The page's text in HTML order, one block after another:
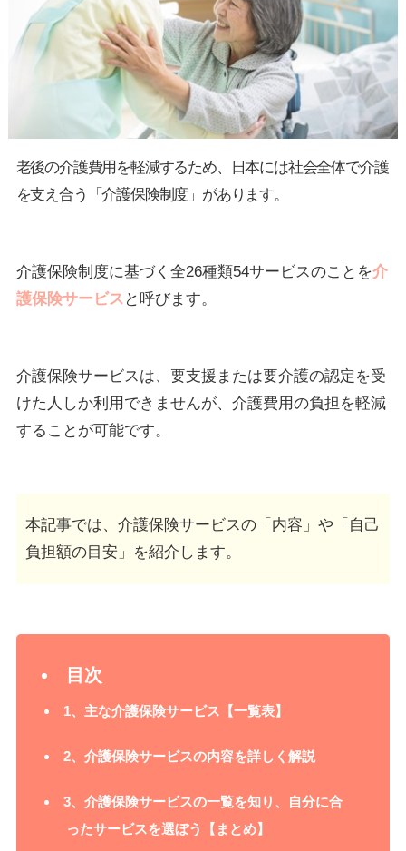
老後の介護費用を軽減するため、日本には社会全体で介護
を支え合う「介護保険制度」があります。
介護保険制度に基づく全26種類54サービスのことを介
護保険サービス と呼びます。
介護保険サービスは、要支援または要介護の認定を受
けた人しか利用できませんが、介護費用の負担を軽減
することが可能です。
本記事では、介護保険サービスの「内容」や「自己
負担額の目安」を紹介します。
目次
1、 主な介護保険サービス【一覧表】
2、 介護保険サービスの内容を詳しく解説
3、 介護保険サービスの一覧を知り、自分に合
ったサービスを選ぼう【まとめ】